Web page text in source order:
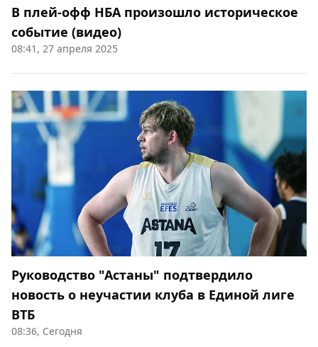
В плей-офф НБА произошло историческое
событие (видео)
08:41, 27 апреля 2025
Руководство "Астаны" подтвердило
новость о неучастии клуба в Единой лиге
ВТБ
08:36, Сегодня